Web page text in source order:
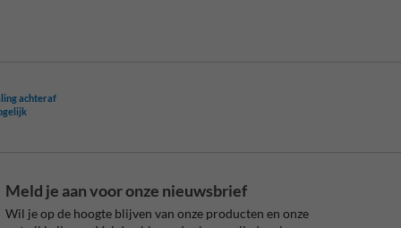
achteraf
Meld je aan voor onze nieuwsbrief
Wil je op de hoogte blijven van onze producten en onze